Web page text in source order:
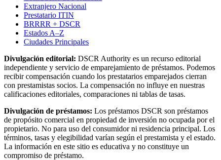
Extranjero Nacional
Prestatario ITIN
BRRRR + DSCR
Estados A–Z
Ciudades Principales
Divulgación editorial: DSCR Authority es un recurso editorial
independiente y servicio de emparejamiento de préstamos. Podemos
recibir compensación cuando los prestatarios emparejados cierran
con prestamistas socios. La compensación no influye en nuestras
calificaciones editoriales, comparaciones ni tablas de tasas.
Divulgación de préstamos: Los préstamos DSCR son préstamos
de propósito comercial en propiedad de inversión no ocupada por el
propietario. No para uso del consumidor ni residencia principal. Los
términos, tasas y elegibilidad varían según el prestamista y el estado.
La información en este sitio es educativa y no constituye un
compromiso de préstamo.